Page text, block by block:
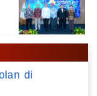
di